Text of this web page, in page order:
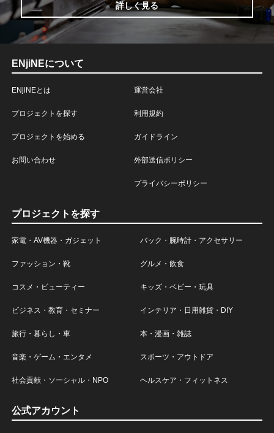
詳しく見る
ENjiNEについて
ENjiNEとは
プロジェクトを探す
プロジェクトを始める
お問い合わせ
運営会社
利用規約
ガイドライン
外部送信ポリシー
プライバシーポリシー
プロジェクトを探す
家電・AV機器・ガジェット バック・腕時計・アクセサリー
ファッション・靴 グルメ・飲食
コスメ・ビューティー キッズ・ベビー・玩具
ビジネス・教育・セミナー インテリア・日用雑貨・DIY
旅行・暮らし・車 本・漫画・雑誌
音楽・ゲーム・エンタメ スポーツ・アウトドア
社会貢献・ソーシャル・NPO ヘルスケア・フィットネス
公式アカウント